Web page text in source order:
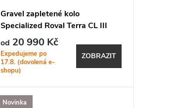
Gravel zapletené kolo
Specialized Roval Terra CL III
Satin Carbon/Satin Black
od 20 990 Kč
Expedujeme po
17.8. (dovolená e-
shopu)
ZOBRAZIT
Novinka